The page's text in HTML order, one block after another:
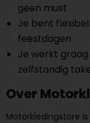
geen must
Je bent
feestdagen
Je werkt
zelfstandig
Over
Motorkledingstore